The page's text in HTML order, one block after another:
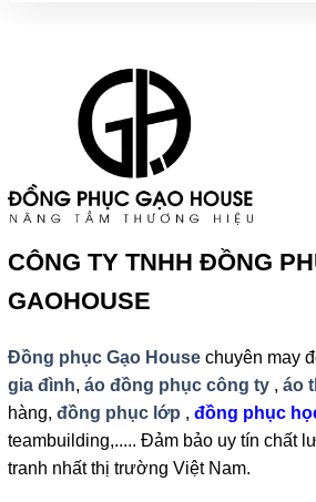
CÔNG TY TNHH ĐỒNG
GAOHOUSE
Đồng phục Gạo Housechuyên may
gia đình, áo đồng phục công ty, áo
hàng, đồng phục lớp , đồng phục
teambuilding,..... Đảm bảo uy tín chất
tranh nhất thị trường Việt Nam.